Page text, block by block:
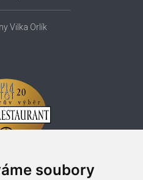
soubory
Vilka Orlík